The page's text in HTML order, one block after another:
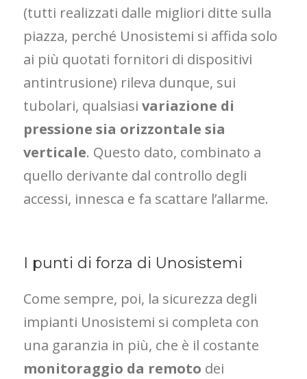
(tutti realizzati dalle migliori ditte sulla
piazza, perché Unosistemi si affida solo
ai più quotati fornitori di dispositivi
antintrusione) rileva dunque, sui
tubolari, qualsiasivariazione di
pressione sia orizzontale sia
verticale. Questo dato, combinato a
quello derivante dal controllo degli
accessi, innesca e fa scattare l’allarme.
I punti di forza di Unosistemi
Come sempre, poi, la sicurezza degli
impianti Unosistemi si completa con
una garanzia in più, che è il costante
monitoraggio da remoto dei